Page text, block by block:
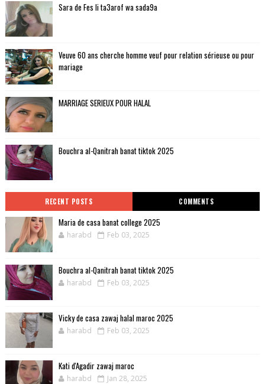
Sara de Fes li ta3arof wa sada9a
Veuve 60 ans cherche homme veuf pour relation sérieuse ou pour
mariage
MARRIAGE SERIEUX POUR HALAL
Bouchra al-Qanitrah banat tiktok 2025
RECENT POSTS COMMENTS
Maria de casa banat college 2025
harabd Feb 03, 2025
Bouchra al-Qanitrah banat tiktok 2025
harabd Feb 03, 2025
Vicky de casa zawaj halal maroc 2025
harabd Feb 03, 2025
Kati d'Agadir zawaj maroc
harabd Jan 28, 2025